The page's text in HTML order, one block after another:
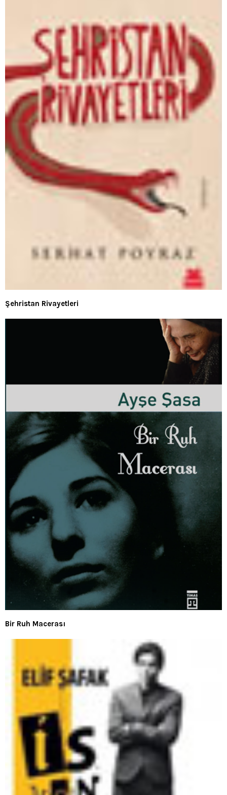
Şehristan Rivayetleri
Bir Ruh Macerası